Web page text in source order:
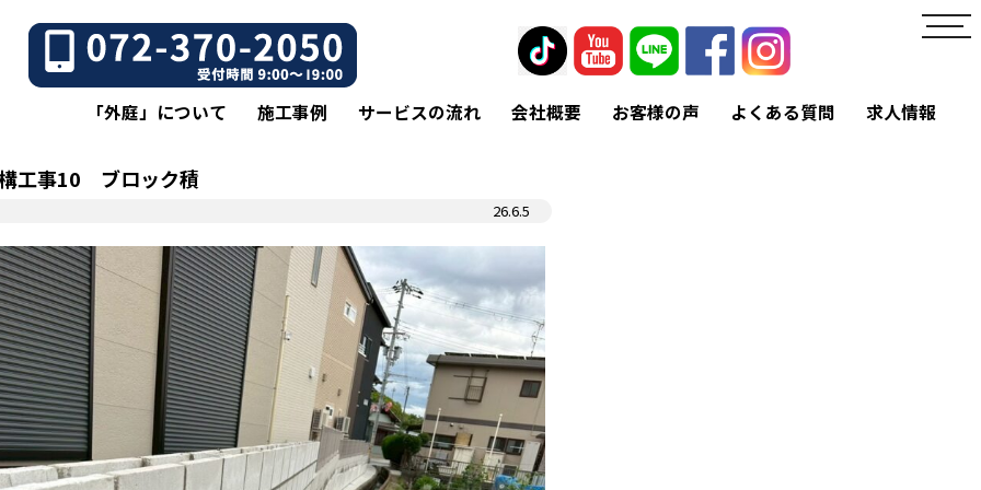
toggle
「外庭」について 施工事例 サービスの流れ 会社概要 お客様の声 よくある質問 求人情報
工事10 ブロック積
26.6.5